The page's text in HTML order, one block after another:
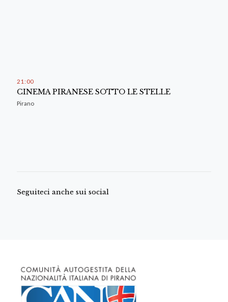
21 00
CINEMA PIRANESE SOTTO LE STELLE
Pirano
Seguiteci anche sui social